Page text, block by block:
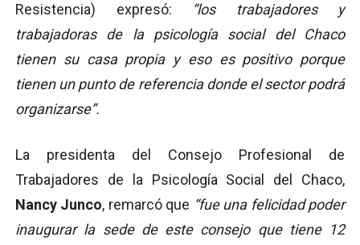
Resistencia) expresó:
“los trabajadores y
trabajadoras de la psicología social del Chaco
tienen su casa propia y eso es positivo porque
tienen un punto de referencia donde el sector podrá
organizarse”.
La presidenta del Consejo Profesional de
Trabajadores de la Psicología Social del Chaco,
Nancy Junco, remarcó que “fue una felicidad poder
inaugurar la sede de este consejo que tiene 12